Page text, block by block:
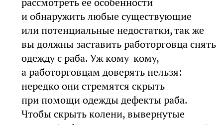
и обнаружить любые существующие
или потенциальные недостатки, так же
вы должны заставить работорговца снять
одежду с раба. Уж кому-кому,
а работорговцам доверять нельзя:
нередко они стремятся скрыть
при помощи одежды дефекты раба.
Чтобы скрыть колени, вывернутые